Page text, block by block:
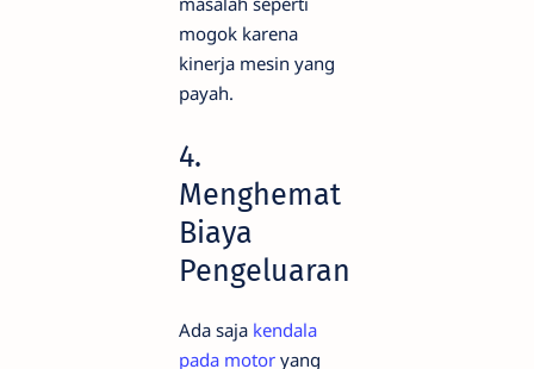
mogok karena
kinerja mesin yang
payah.
4.
Menghemat
Biaya
Pengeluaran
Ada saja kendala
pada motor yang